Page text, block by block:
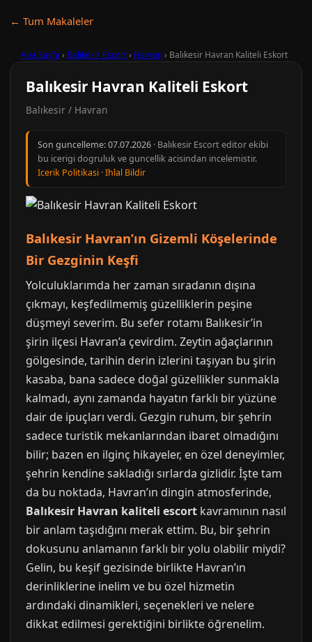
← Tum Makaleler
Ana Sayfa › Balıkesir Escort› Havran› Balıkesir Havran Kaliteli Eskort
Balıkesir Havran Kaliteli Eskort
Balıkesir / Havran
Son guncelleme:07.07.2026 · Balıkesir Escort editor ekibi
bu icerigi dogruluk ve guncellik acisindan incelemistir.
Icerik Politikasi ·Ihlal Bildir
Balıkesir Havran’ın Gizemli Köşelerinde
Bir Gezginin Keşfi
Yolculuklarımda her zaman sıradanın dışına
çıkmayı, keşfedilmemiş güzelliklerin peşine
düşmeyi severim. Bu sefer rotamı Balıkesir’in
şirin ilçesi Havran’a çevirdim. Zeytin ağaçlarının
gölgesinde, tarihin derin izlerini taşıyan bu şirin
kasaba, bana sadece doğal güzellikler sunmakla
kalmadı, aynı zamanda hayatın farklı bir yüzüne
dair de ipuçları verdi. Gezgin ruhum, bir şehrin
sadece turistik mekanlarından ibaret olmadığını
bilir; bazen en ilginç hikayeler, en özel deneyimler,
şehrin kendine sakladığı sırlarda gizlidir. İşte tam
da bu noktada, Havran’ın dingin atmosferinde,
Balıkesir Havran kaliteli escort kavramının nasıl
bir anlam taşıdığını merak ettim. Bu, bir şehrin
dokusunu anlamanın farklı bir yolu olabilir miydi?
Gelin, bu keşif gezisinde birlikte Havran’ın
derinliklerine inelim ve bu özel hizmetin
ardındaki dinamikleri, seçenekleri ve nelere
dikkat edilmesi gerektiğini birlikte öğrenelim.